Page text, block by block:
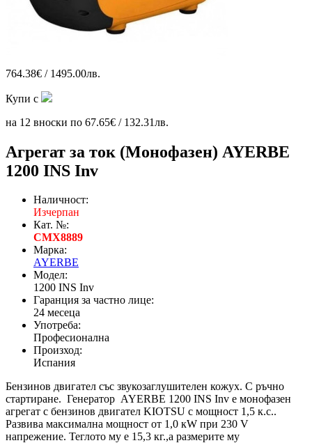
764.38€ / 1495.00лв.
Купи с
на 12 вноски по 67.65€ / 132.31лв.
Агрегат за ток (Монофазен) AYERBE
1200 INS Inv
Наличност:
Изчерпан
Кат. №:
CMX8889
Марка:
AYERBE
Модел:
1200 INS Inv
Гаранция за частно лице:
24 месеца
Употреба:
Професионална
Произход:
Испания
Бензинов двигател със звукозаглушителен кожух. С ръчно
стартиране. Генератор AYERBE 1200 INS Inv е монофазен
агрегат с бензинов двигател KIOTSU с мощност 1,5 к.с..
Развива максимална мощност от 1,0 кW при 230 V
напрежение. Теглото му е 15,3 кг.,а размерите му